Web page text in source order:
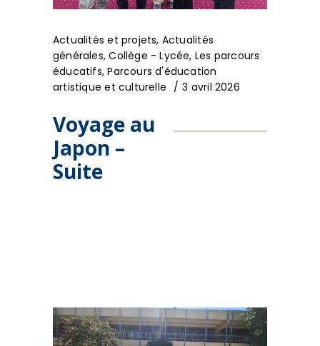
Actualités et projets, Actualités
générales,Collège - Lycée, Les parcours
éducatifs,Parcours d'éducation
artistique et culturelle
3 avril 2026
Voyage au
Japon –
Suite